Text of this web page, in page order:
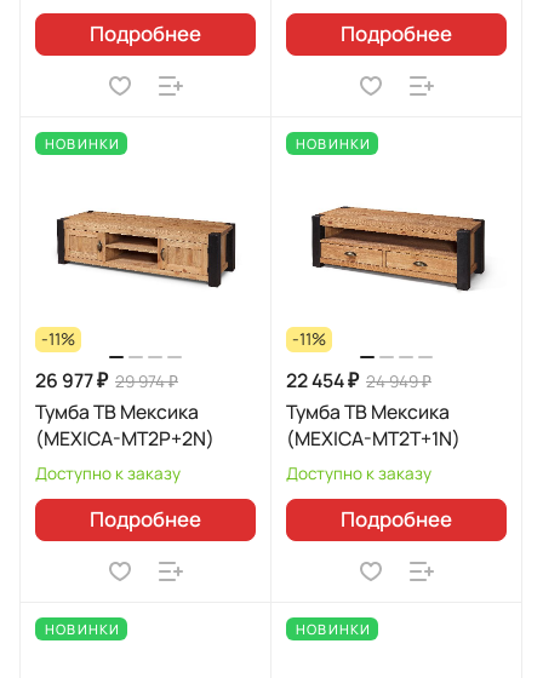
Подробнее Подробнее
НОВИНКИ
-11%
26 977 ₽ 29 974 ₽
Тумба ТВ Мексика
(MEXICA-MT2P+2N)
Доступно к заказу
Подробнее
НОВИНКИ
-11%
22 454 ₽ 24 949 ₽
Тумба ТВ Мексика
(MEXICA-MT2T+1N)
Доступно к заказу
Подробнее
НОВИНКИ НОВИНКИ